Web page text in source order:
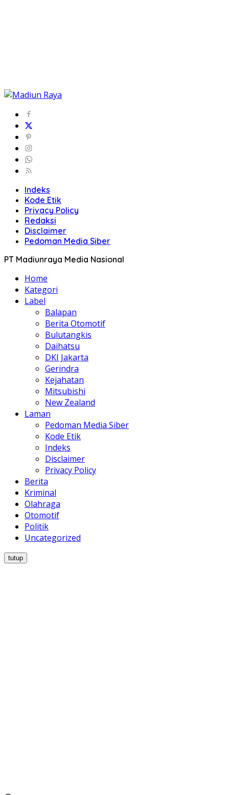
Indeks
Kode Etik
Privacy Policy
Redaksi
Disclaimer
Pedoman Media Siber
PT Madiunraya Media Nasional
Home
Kategori
Label
Balapan
Berita Otomotif
Bulutangkis
Daihatsu
DKI Jakarta
Gerindra
Kejahatan
Mitsubishi
New Zealand
Laman
Pedoman Media Siber
Kode Etik
Indeks
Disclaimer
Privacy Policy
Berita
Kriminal
Olahraga
Otomotif
Politik
Uncategorized
tutup